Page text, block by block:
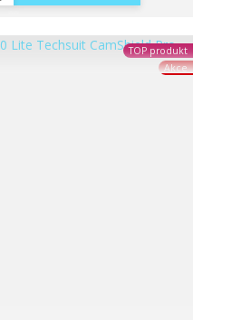
TOP produkt
Akce